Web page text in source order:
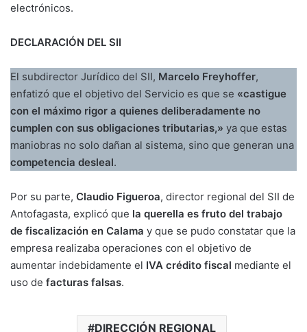
electrónicos.
DECLARACIÓN DEL SII
El subdirector Jurídico del SII, Marcelo Freyhoffer,
enfatizó que el objetivo del Servicio es que se «castigue
con el máximo rigor a quienes deliberadamente no
cumplen con sus obligaciones tributarias,» ya que estas
maniobras no solo dañan al sistema, sino que generan una
competencia desleal.
Por su parte, Claudio Figueroa, director regional del SII de
Antofagasta, explicó que la querella es fruto del trabajo
de fiscalización en Calama y que se pudo constatar que la
empresa realizaba operaciones con el objetivo de
aumentar indebidamente el IVA crédito fiscal mediante el
uso de facturas falsas.
DIRECCIÓN REGIONAL